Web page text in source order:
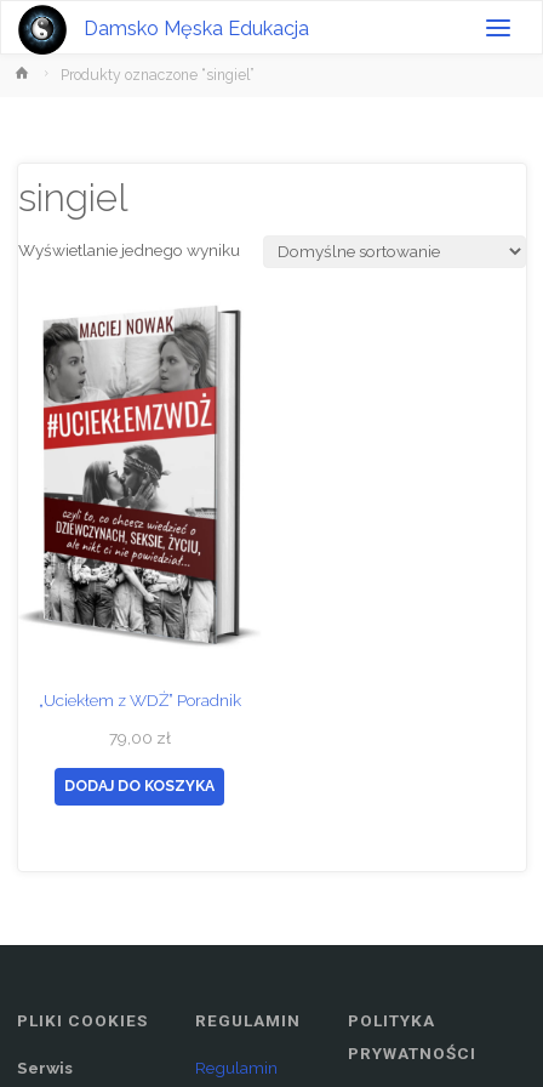
Damsko Męska Edukacja
StronaProdukty oznaczone “singiel”
singiel
Wyświetlanie jednego wyniku
„Uciekłem z WDŻ” Poradnik
79,00 zł
DODAJ DO KOSZYKA
PLIKI COOKIES
Serwis
REGULAMIN
Regulamin
POLITYKA
PRYWATNOŚCI